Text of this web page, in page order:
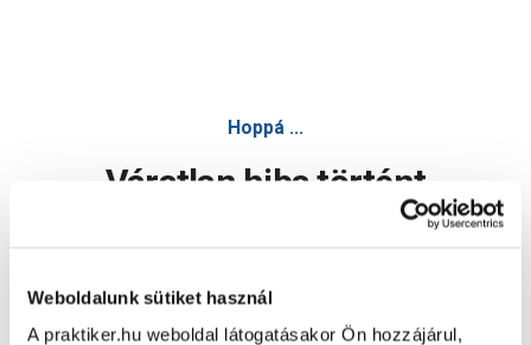
Weboldalunk sütiket használ
A praktiker.hu weboldal látogatásakor Ön hozzájárul,
Hoppá ...
Váratlan hiba történt
Oldal újratöltése